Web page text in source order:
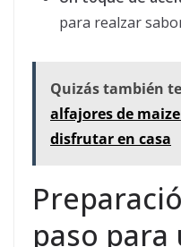
para realzar
Quizás también
alfajores de
disfrutar en casa
paso